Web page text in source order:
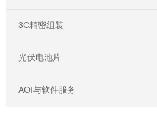
3C精密组装
光伏电池片
AOI与软件服务